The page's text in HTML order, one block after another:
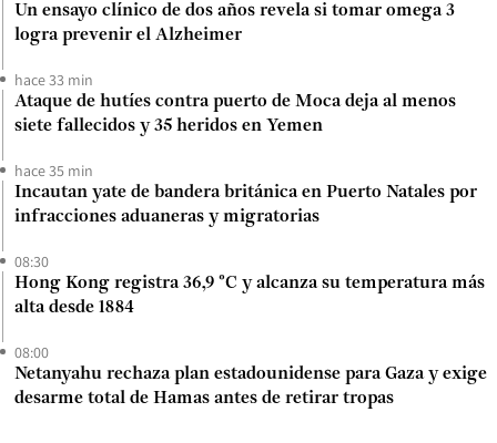
Un ensayo clínico de dos años revela si tomar omega 3
logra prevenir el Alzheimer
hace 33 min
Ataque de hutíes contra puerto de Moca deja al menos
siete fallecidos y 35 heridos en Yemen
hace 35 min
Incautan yate de bandera británica en Puerto Natales por
infracciones aduaneras y migratorias
08:30
Hong Kong registra 36,9 °C y alcanza su temperatura más
alta desde 1884
08:00
Netanyahu rechaza plan estadounidense para Gaza y exige
desarme total de Hamas antes de retirar tropas